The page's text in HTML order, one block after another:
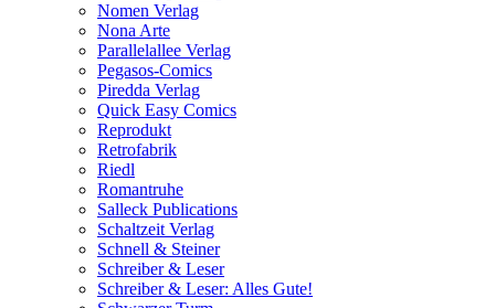
Nomen Verlag
Nona Arte
Parallelallee Verlag
Pegasos-Comics
Piredda Verlag
Quick Easy Comics
Reprodukt
Retrofabrik
Riedl
Romantruhe
Salleck Publications
Schaltzeit Verlag
Schnell & Steiner
Schreiber & Leser
Schreiber & Leser: Alles Gute!